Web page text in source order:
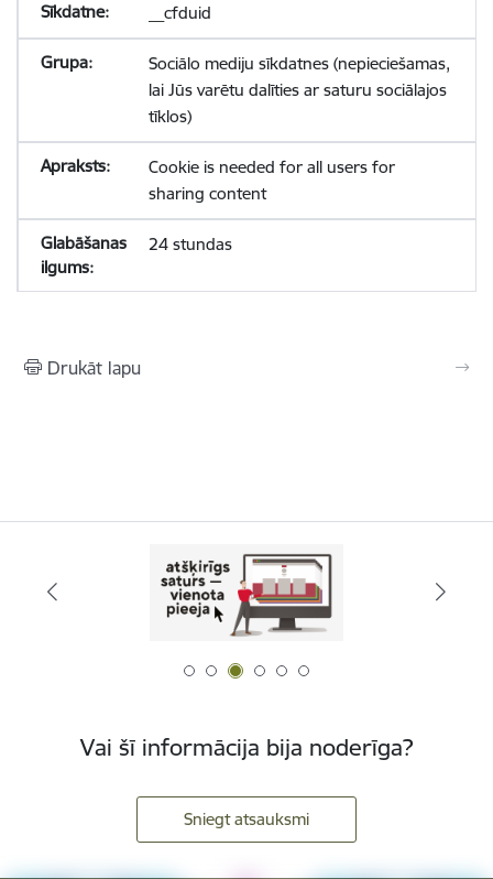
__cfduid
Sociālo mediju sīkdatnes (nepieciešamas,
lai Jūs varētu dalīties ar saturu sociālajos
tīklos)
Cookie is needed for all users for
sharing content
24 stundas
Drukāt lapu
Vai šī informācija bija noderīga?
Sniegt atsauksmi